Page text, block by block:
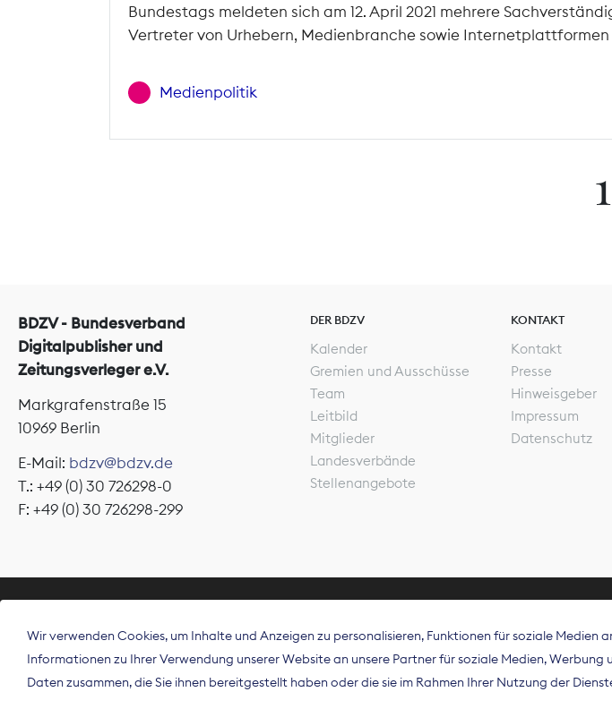
Bundestags meldeten sich am 12. April 2021 mehrere
Vertreter von Urhebern, Medienbranche sowie
Medienpolitik
1
BDZV - Bundesverband
Digitalpublisher und
Zeitungsverleger e.V.
Markgrafenstraße 15
10969 Berlin
E-Mail: bdzv@bdzv.de
T.: +49 (0) 30 726298-0
F: +49 (0) 30 726298-299
DER BDZV
Kalender
Gremien und Ausschüsse
Team
Leitbild
Mitglieder
Landesverbände
Stellenangebote
KONTAKT
Kontakt
Presse
Hinweisgeber
Impressum
Datenschutz
Der Bundesverband Digitalpublisher und
Spitzenorganisation die Interessen der
Deutschland und auf EU-Ebene.
Wir verwenden Cookies, um Inhalte und Anzeigen zu personalisieren, Funktionen für soziale
Informationen zu Ihrer Verwendung unserer Website an unsere Partner für soziale Medien,
Daten zusammen, die Sie ihnen bereitgestellt haben oder die sie im Rahmen Ihrer Nutzung der